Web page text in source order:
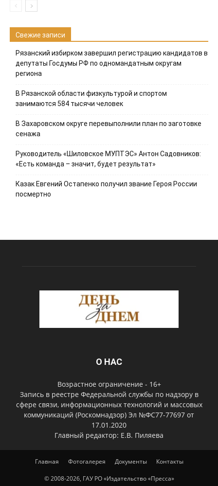
Свежие записи
Рязанский избирком завершил регистрацию кандидатов в
депутаты Госдумы РФ по одномандатным округам
региона
В Рязанской области физкультурой и спортом
занимаются 584 тысячи человек
В Захаровском округе перевыполнили план по заготовке
сенажа
Руководитель «Шиловское МУПТЭС» Антон Садовников:
«Есть команда – значит, будет результат»
Казак Евгений Остапенко получил звание Героя России
посмертно
О НАС
Возрастное ограничение - 16+
Запись в реестре Федеральной службы по надзору в
сфере связи, информационных технологий и массовых
коммуникаций (Роскомнадзор) Эл №ФС77-77697 от
17.01.2020
Главный редактор: Е.В. Пиляева
Главная Фотогалерея Документы Контакты
© 2008-2026, ГАУ РО «Издательство «Пресса»